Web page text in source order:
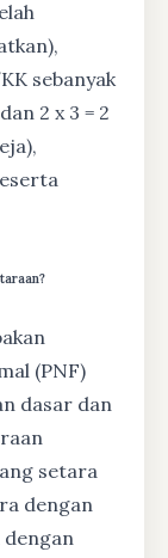
sebanyak
2 x 3 = 2
(PNF)
dasar dan
setara
dengan
dengan